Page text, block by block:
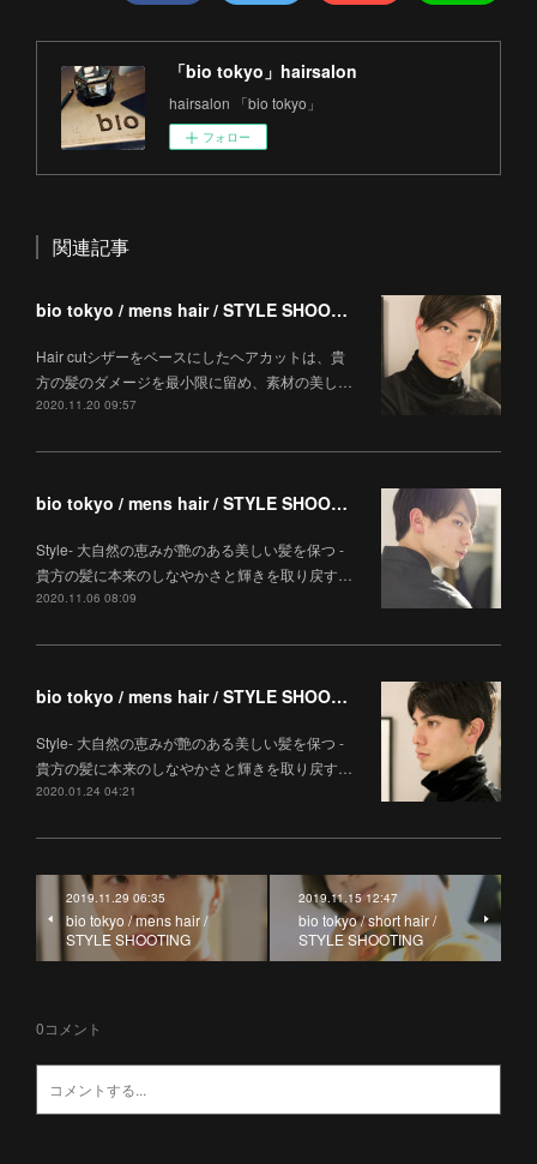
「bio tokyo」hairsalon
hairsalon 「bio tokyo」
フォロー
関連記事
bio tokyo / mens hair / STYLE SHOOTING
Hair cutシザーをベースにしたヘアカットは、貴
方の髪のダメージを最小限に留め、素材の美し…
2020.11.20 09:57
bio tokyo / mens hair / STYLE SHOOTING
Style- 大自然の恵みが艶のある美しい髪を保つ -
貴方の髪に本来のしなやかさと輝きを取り戻す…
2020.11.06 08:09
bio tokyo / mens hair / STYLE SHOOTING
Style- 大自然の恵みが艶のある美しい髪を保つ -
貴方の髪に本来のしなやかさと輝きを取り戻す…
2020.01.24 04:21
2019.11.29 06:35
bio tokyo / mens hair /
STYLE SHOOTING
2019.11.15 12:47
bio tokyo / short hair /
STYLE SHOOTING
0コメント